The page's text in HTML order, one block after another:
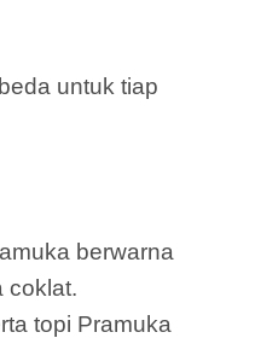
untuk tiap
berwarna
coklat.
topi Pramuka